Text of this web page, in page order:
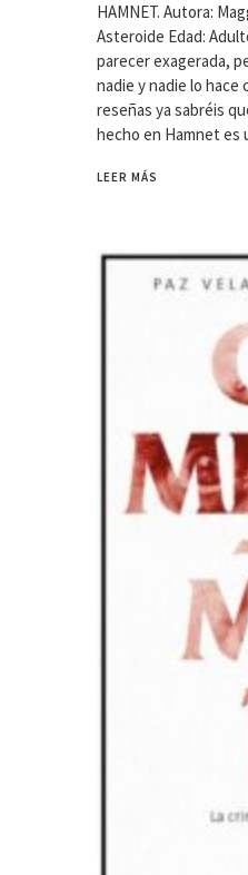
HAMNET. Autora:
Asteroide Edad:
parecer exagerada,
nadie y nadie lo hace
reseñas ya sabréis
hecho en Hamnet
LEER MÁS